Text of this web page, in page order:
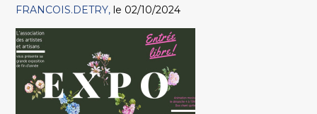
FRANCOIS.DETRY le 02/10/2024